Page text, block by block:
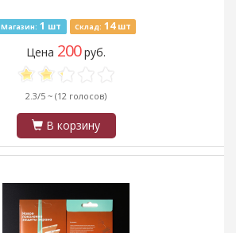
Магазин: 1 шт Склад: 14шт
Цена 200руб.
2.3/5 ~ (12 голосов)
В корзину